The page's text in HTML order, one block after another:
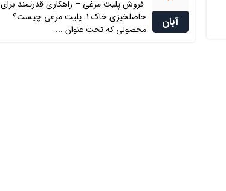
آبان
فروش پلیت مرغی – راهکاری قدرتمند برای
حاصلخیزی خاک ۱. پلیت مرغی چیست؟
محصولی که تحت عنوان ...